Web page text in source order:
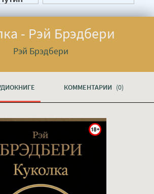
- Рэй Брэдбери
Рэй Брэдбери
КОММЕНТАРИИ (0)